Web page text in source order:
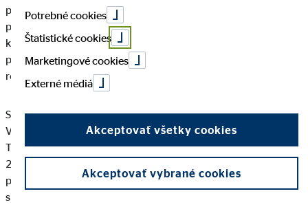
procesov a personalistiku. K trojčlennému tímu predstavenstva
patrí aj Oskar Heitz (63), zodpovedný za finančné záležitosti,
ktorého zmluva platí do 31. decembra 2018. Členom
predstavenstva je od založenia spoločnosti OVB Holding AG v
roku 2004.
Súčasné predstavenstvo nemeckej dcérskej spoločnosti OVB
Vermögensbera-tung AG, ktorej členmi sú páni Mário Freis,
Thomas Hücker a Jürgen Kotulla, odovzdá začiatkom apríla
2017 prevádzkovú zodpovednosť novým členom
predstavenstva. Z vlastných radov postúpia do predstavenstva
spoločnosti OVB Vermögensberatung AG páni Frank Burow
Potrebné cookies
Štatistické cookies
Marketingové cookies
Externé médiá
Akceptovať všetky cookies
Akceptovať vybrané cookies